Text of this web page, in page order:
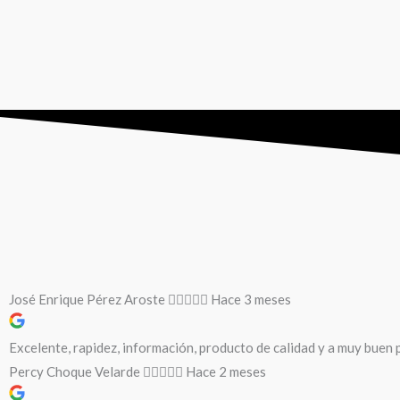
José Enrique Pérez Aroste Hace 3 meses
Excelente, rapidez, información, producto de calidad y a muy buen
Percy Choque Velarde
Hace 2 meses